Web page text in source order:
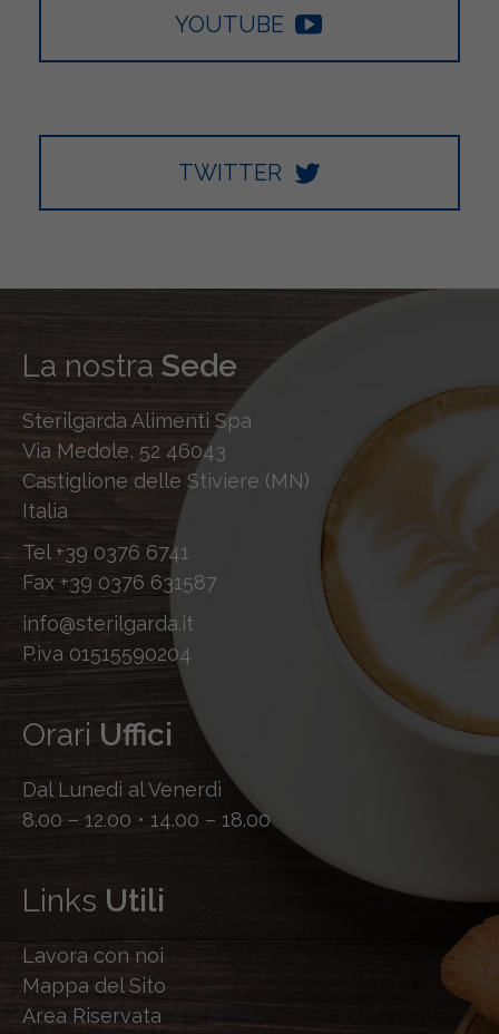
YOUTUBE
TWITTER
La nostra Sede
Sterilgarda Alimenti Spa
Via Medole, 52 46043
Castiglione delle Stiviere (MN)
Italia
Tel +39 0376 6741
Fax +39 0376 631587
info@sterilgarda.it
P.iva 01515590204
Orari Uffici
Dal Lunedì al Venerdì
8.00 – 12.00 • 14.00 – 18.00
Links Utili
Lavora con noi
Mappa del Sito
Area Riservata